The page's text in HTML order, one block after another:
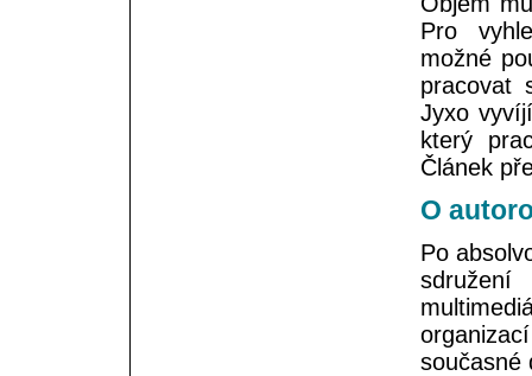
Pro
možné
pracovat
Jyxo
který
Článek
O
Po
současné